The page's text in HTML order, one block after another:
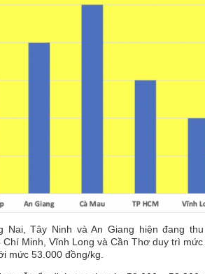
Nai, Tây Ninh và An Giang hiện đang
Minh, Vĩnh Long và Cần Thơ duy trì
mức 53.000 đồng/kg.